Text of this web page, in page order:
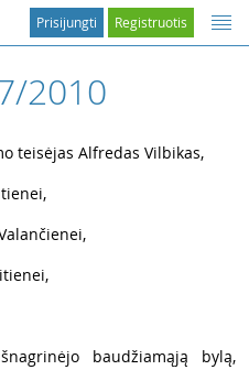
Registruotis
Prisijungti
2010
teisėjas Alfredas Vilbikas,
baudžiamąją bylą,